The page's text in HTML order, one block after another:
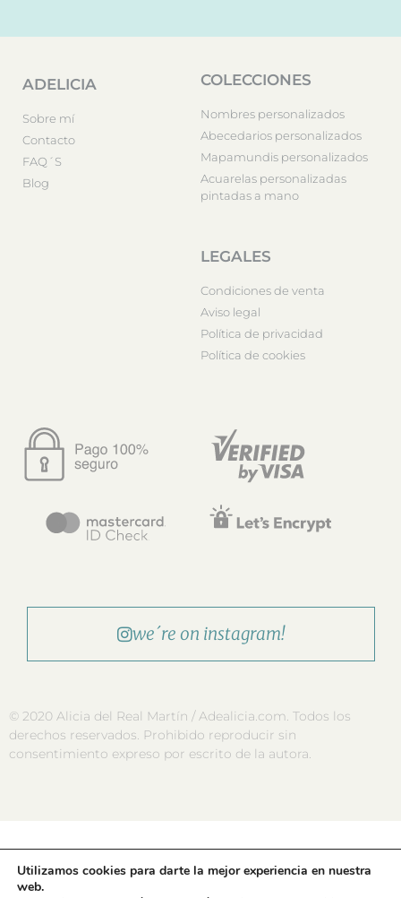
ADELICIA
Sobre mí
Contacto
FAQ´S
Blog
COLECCIONES
Nombres personalizados
Abecedarios personalizados
Mapamundis personalizados
Acuarelas personalizadas
pintadas a mano
LEGALES
Condiciones de venta
Aviso legal
Política de privacidad
Política de cookies
we´re on instagram!
© 2020 Alicia del Real Martín / Adealicia.com. Todos los
derechos reservados. Prohibido reproducir sin
consentimiento expreso por escrito de la autora.
Utilizamos cookies para darte la mejor experiencia en nuestra
web.